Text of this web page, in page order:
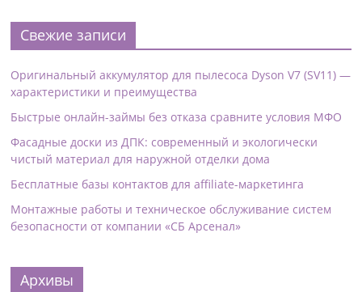
Свежие записи
Оригинальный аккумулятор для пылесоса Dyson V7 (SV11) —
характеристики и преимущества
Быстрые онлайн-займы без отказа сравните условия МФО
Фасадные доски из ДПК: современный и экологически
чистый материал для наружной отделки дома
Бесплатные базы контактов для affiliate-маркетинга
Монтажные работы и техническое обслуживание систем
безопасности от компании «СБ Арсенал»
Архивы